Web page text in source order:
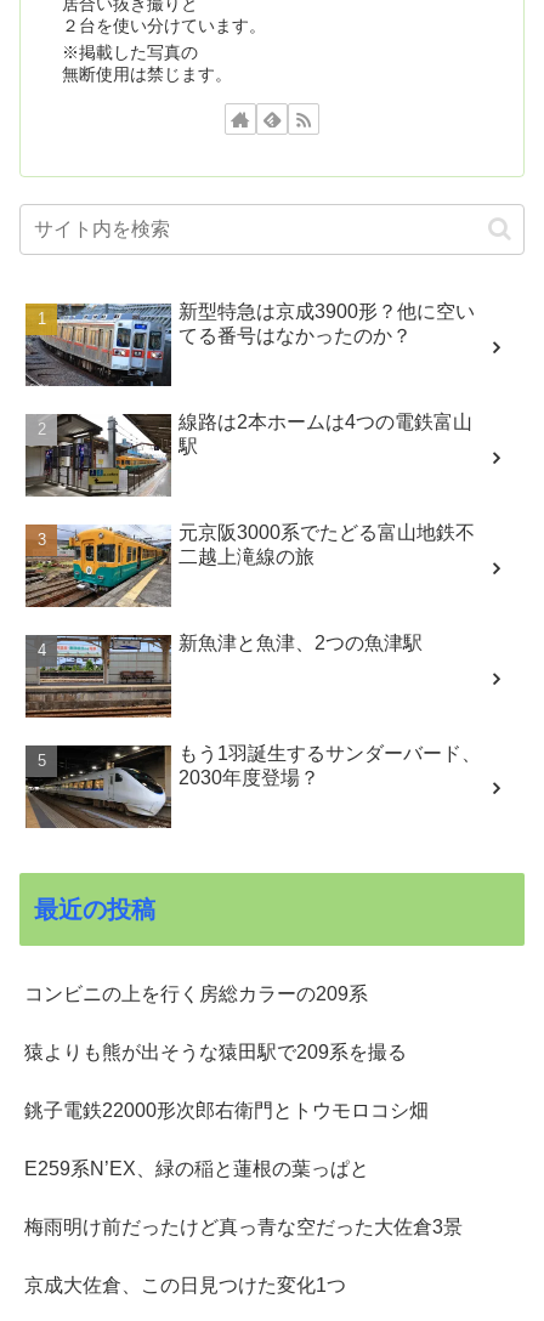
２台を使い分けています。
※掲載した写真の
無断使用は禁じます。
新型特急は京成3900形？他に空い
てる番号はなかったのか？
線路は2本ホームは4つの電鉄富山
駅
元京阪3000系でたどる富山地鉄不
二越上滝線の旅
新魚津と魚津、2つの魚津駅
もう1羽誕生するサンダーバード、
2030年度登場？
最近の投稿
コンビニの上を行く房総カラーの209系
猿よりも熊が出そうな猿田駅で209系を撮る
銚子電鉄22000形次郎右衛門とトウモロコシ畑
E259系N’EX、緑の稲と蓮根の葉っぱと
梅雨明け前だったけど真っ青な空だった大佐倉3景
京成大佐倉、この日見つけた変化1つ